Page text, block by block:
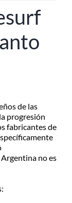
de las
progresión
fabricantes de
no es